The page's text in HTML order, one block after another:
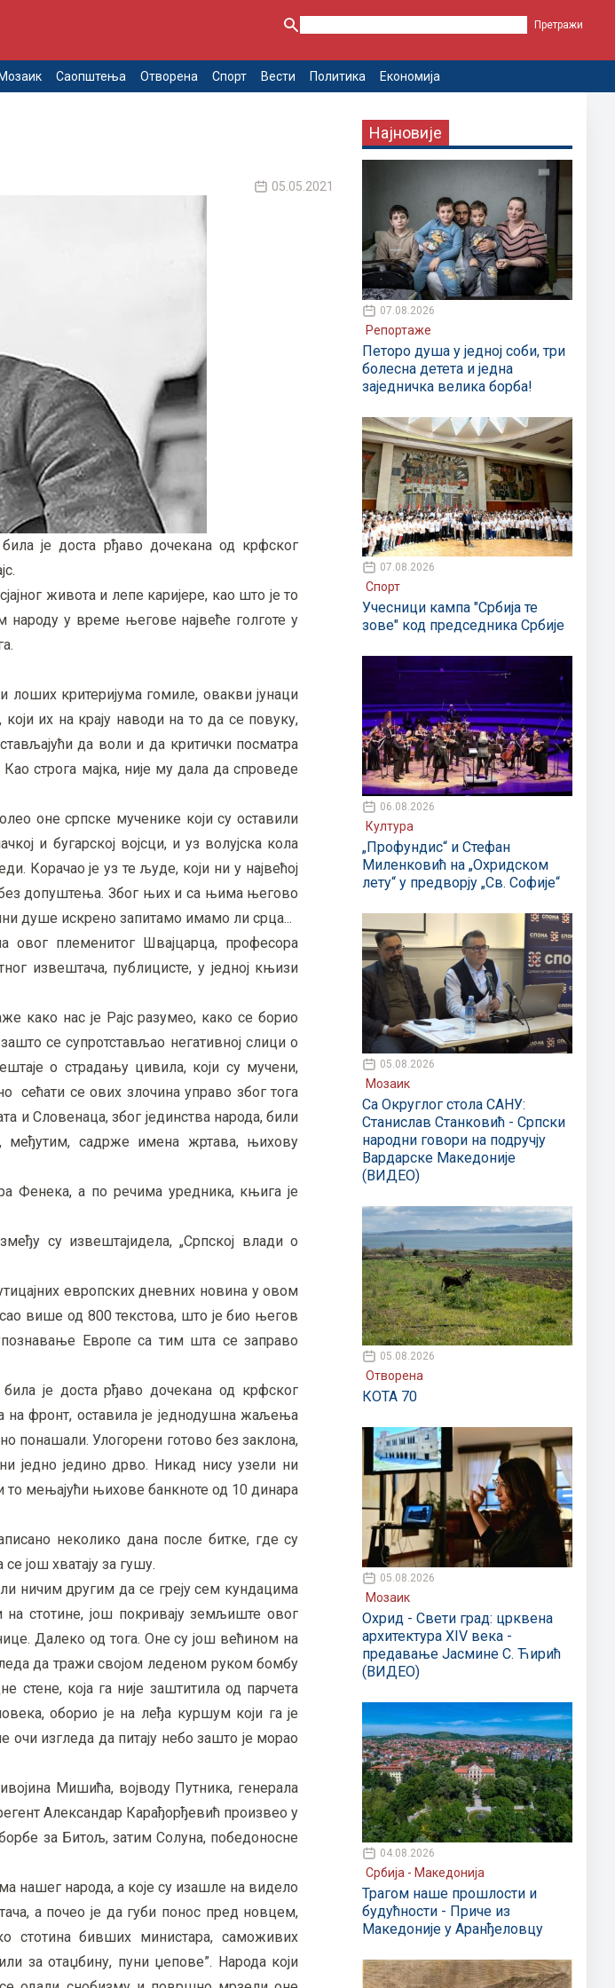
Мозаик Саопштења Отворена Спорт Вести Политика Економија
05.05.2021
је доста рђаво дочекана од крфског
живота и лепе каријере, као што је то
народу у време његове највеће голготе у
критеријума гомиле, овакви јунаци
их на крају наводи на то да се повуку,
да воли и да критички посматра
строга мајка, није му дала да спроведе
оне српске мученике који су оставили
и бугарској војсци, и уз волујска кола
Корачао је уз те људе, који ни у највећој
без допуштења. Због њих и са њима његово
душе искрено запитамо имамо ли срца...
овог племенитог Швајцарца, професора
извештача, публицисте, у једној књизи
како нас је Рајс разумео, како се борио
се супротстављао негативној слици о
о страдању цивила, који су мучени,
сећати се ових злочина управо због тога
и Словенаца, због јединства народа, били
међутим, садрже имена жртава, њихову
Фенека, а по речима уредника, књига је
су извештајидела, „Српској влади о
европских дневних новина у овом
више од 800 текстова, што је био његов
Европе са тим шта се заправо
је доста рђаво дочекана од крфског
на фронт, оставила је једнодушна жаљења
понашали. Улогорени готово без заклона,
једно једино дрво. Никад нису узели ни
то мењајући њихове банкноте од 10 динара
неколико дана после битке, где су
још хватају за гушу.
ничим другим да се греју сем кундацима
стотине, још покривају земљиште овог
Далеко од тога. Оне су још већином на
да тражи својом леденом руком бомбу
која га није заштитила од парчета
оборио је на леђа куршум који га је
изгледа да питају небо зашто је морао
Мишића, војводу Путника, генерала
Александар Карађорђевић произвео у
за Битољ, затим Солуна, победоносне
нашег народа, а које су изашле на видело
а почео је да губи понос пред новцем,
стотина бивших министара, саможивих
за отаџбину, пуни џепове”. Народа који
Најновије
07.08.2026
Репортаже
Петоро душа у једној соби, три
болесна детета и једна
заједничка велика борба!
07.08.2026
Спорт
Учесници кампа "Србија те
зове" код председника Србије
06.08.2026
Култура
„Профундис“ и Стефан
Миленковић на „Охридском
лету“ у предворју „Св. Софије“
05.08.2026
Мозаик
Са Округлог стола САНУ:
Станислав Станковић - Српски
народни говори на подручју
Вардарске Македоније
(ВИДЕО)
05.08.2026
Отворена
КОТА 70
05.08.2026
Мозаик
Охрид - Свети град: црквена
архитектура XIV века -
предавање Јасмине С. Ћирић
(ВИДЕО)
04.08.2026
Србија - Македонија
Трагом наше прошлости и
будућности - Приче из
Македоније у Аранђеловцу